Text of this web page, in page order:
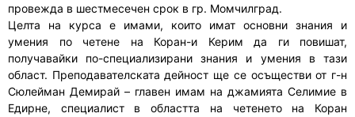
провежда в шестмесечен срок в гр. Момчилград.
Целта на курса е имами, които имат основни знания и
умения по четене на Коран-и Керим да ги повишат,
получавайки по-специализирани знания и умения в тази
област. Преподавателската дейност ще се осъществи от г-н
Сюлейман Демирай – главен имам на джамията Селимие в
Едирне, специалист в областта на четенето на Коран